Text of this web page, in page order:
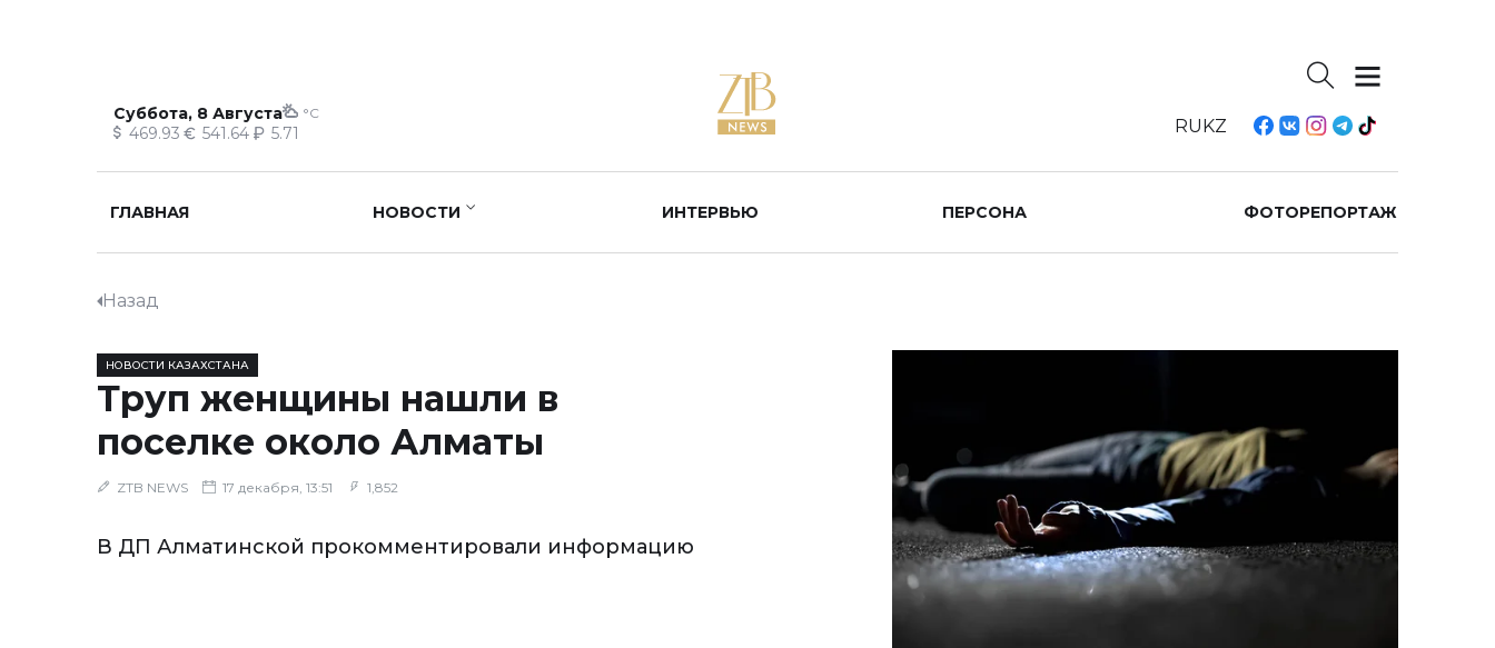
Суббота, 8 Августа °C
469.93 541.64 5.71 RUKZ
ГЛАВНАЯ НОВОСТИ ИНТЕРВЬЮ ПЕРСОНА ФОТОРЕПОРТАЖ
Назад
НОВОСТИ КАЗАХСТАНА
Труп женщины нашли в
поселке около Алматы
ZTB NEWS 17 декабря, 13:51 1,852
В ДП Алматинской прокомментировали информацию